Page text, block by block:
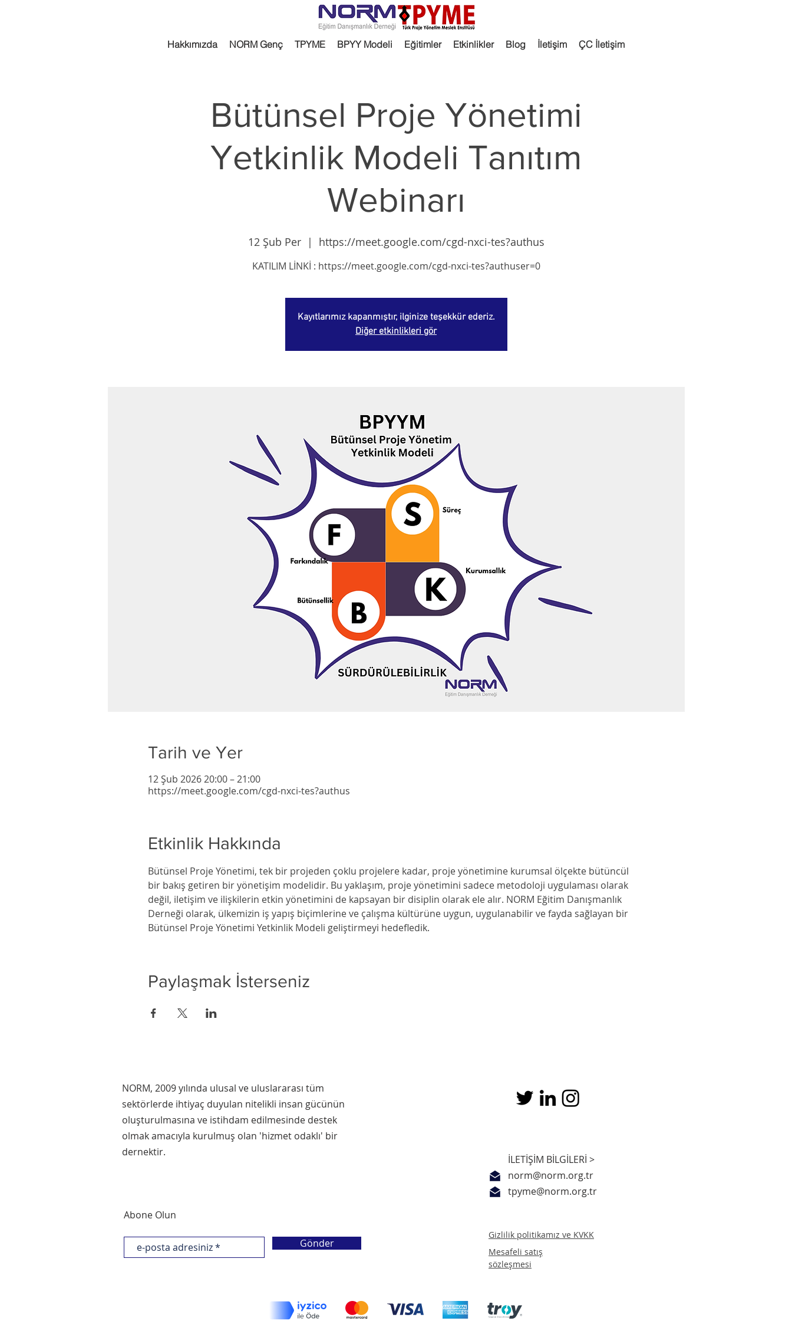
Hakkımızda NORM Genç TPYME BPYY Modeli Eğitimler Etkinlikler Blog İletişim ÇC İletişim
Bütünsel Proje Yönetimi
Yetkinlik Modeli Tanıtım
Webinarı
12 Şub Per
  |
https://meet.google.com/cgd-nxci-tes?authus
KATILIM LİNKİ : https://meet.google.com/cgd-nxci-tes?authuser=0
Kayıtlarımız kapanmıştır, ilginize teşekkür ederiz.
Diğer etkinlikleri gör
Tarih ve Yer
12 Şub 2026 20:00 – 21:00
https://meet.google.com/cgd-nxci-tes?authus
Etkinlik Hakkında
Bütünsel Proje Yönetimi, tek bir projeden çoklu projelere kadar, proje yönetimine kurumsal ölçekte bütüncül
bir bakış getiren bir yönetişim modelidir. Bu yaklaşım, proje yönetimini sadece metodoloji uygulaması olarak
değil, iletişim ve ilişkilerin etkin yönetimini de kapsayan bir disiplin olarak ele alır. NORM Eğitim Danışmanlık
Derneği olarak, ülkemizin iş yapış biçimlerine ve çalışma kültürüne uygun, uygulanabilir ve fayda sağlayan bir
Bütünsel Proje Yönetimi Yetkinlik Modeli geliştirmeyi hedefledik.
Paylaşmak İsterseniz
NORM, 2009 yılında ulusal ve uluslararası tüm
sektörlerde ihtiyaç duyulan nitelikli insan gücünün
oluşturulmasına ve istihdam edilmesinde destek
olmak amacıyla kurulmuş olan 'hizmet odaklı' bir
dernektir.
Abone Olun
Gönder
İLETİŞİM BİLGİLERİ >
norm@norm.org.tr
tpyme@norm.org.tr
Gizlilik politikamız ve KVKK
Mesafeli satış
sözleşmesi